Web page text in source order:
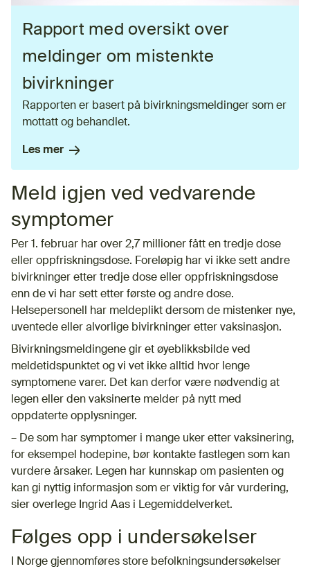
Rapport med oversikt over
meldinger om mistenkte
bivirkninger
Rapporten er basert på bivirkningsmeldinger som er
mottatt og behandlet.
Les mer
Meld igjen ved vedvarende
symptomer
Per 1. februar har over 2,7 millioner fått en tredje dose
eller oppfriskningsdose. Foreløpig har vi ikke sett andre
bivirkninger etter tredje dose eller oppfriskningsdose
enn de vi har sett etter første og andre dose.
Helsepersonell har meldeplikt dersom de mistenker nye,
uventede eller alvorlige bivirkninger etter vaksinasjon.
Bivirkningsmeldingene gir et øyeblikksbilde ved
meldetidspunktet og vi vet ikke alltid hvor lenge
symptomene varer. Det kan derfor være nødvendig at
legen eller den vaksinerte melder på nytt med
oppdaterte opplysninger.
– De som har symptomer i mange uker etter vaksinering,
for eksempel hodepine, bør kontakte fastlegen som kan
vurdere årsaker. Legen har kunnskap om pasienten og
kan gi nyttig informasjon som er viktig for vår vurdering,
sier overlege Ingrid Aas i Legemiddelverket.
Følges opp i undersøkelser
I Norge gjennomføres store befolkningsundersøkelser